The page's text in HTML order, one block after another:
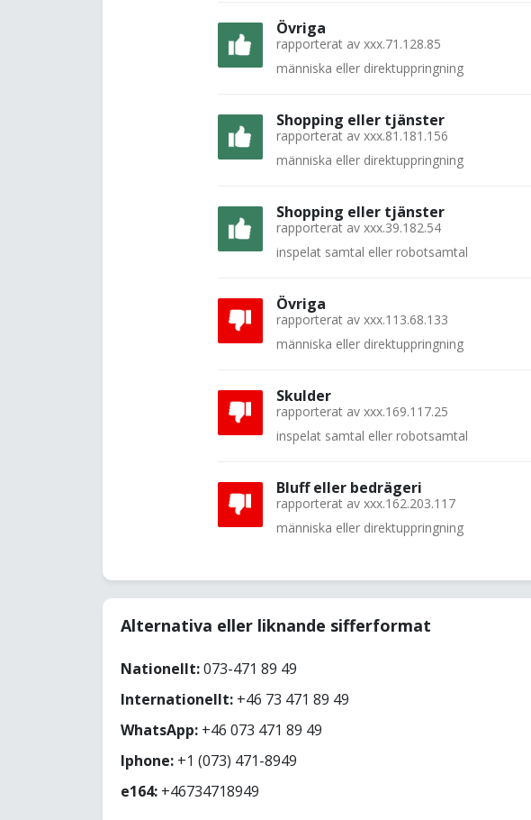
Övriga
rapporterat av xxx.71.128.85
människa eller direktuppringning
Shopping eller tjänster
rapporterat av xxx.81.181.156
människa eller direktuppringning
Shopping eller tjänster
rapporterat av xxx.39.182.54
inspelat samtal eller robotsamtal
Övriga
rapporterat av xxx.113.68.133
människa eller direktuppringning
Skulder
rapporterat av xxx.169.117.25
inspelat samtal eller robotsamtal
Bluff eller bedrägeri
rapporterat av xxx.162.203.117
människa eller direktuppringning
Alternativa eller liknande sifferformat
Nationellt:073-471 89 49
Internationellt: +46 73 471 89 49
WhatsApp: +46 073 471 89 49
Iphone: +1 (073) 471-8949
e164: +46734718949